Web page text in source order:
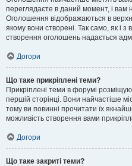
переглядаєте в даний момент, і вам
Оголошення відображаються в
якому вони створені. Так само, як і
створення оголошень надається
Догори
Що таке прикріплені теми?
Прикріплені теми в форумі
першій сторінці. Вони найчастіше
тому ви повинні прочитати їх
можливість створення вами
Догори
Що таке закриті теми?